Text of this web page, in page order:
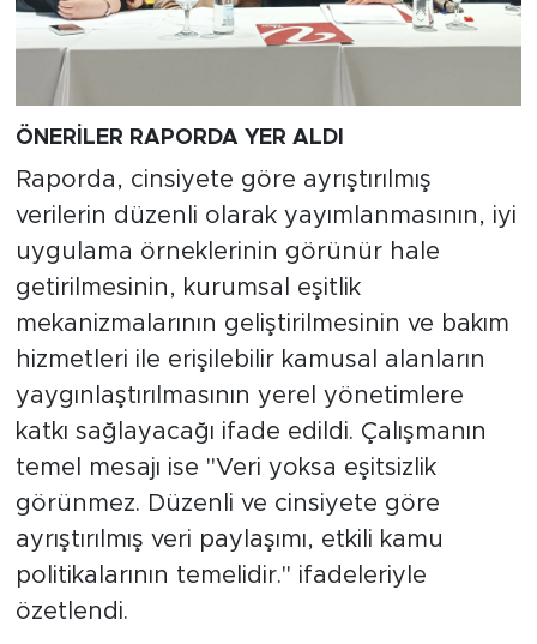
ÖNERİLER RAPORDA YER ALDI
Raporda, cinsiyete göre ayrıştırılmış
verilerin düzenli olarak yayımlanmasının, iyi
uygulama örneklerinin görünür hale
getirilmesinin, kurumsal eşitlik
mekanizmalarının geliştirilmesinin ve bakım
hizmetleri ile erişilebilir kamusal alanların
yaygınlaştırılmasının yerel yönetimlere
katkı sağlayacağı ifade edildi. Çalışmanın
temel mesajı ise "Veri yoksa eşitsizlik
görünmez. Düzenli ve cinsiyete göre
ayrıştırılmış veri paylaşımı, etkili kamu
politikalarının temelidir." ifadeleriyle
özetlendi.